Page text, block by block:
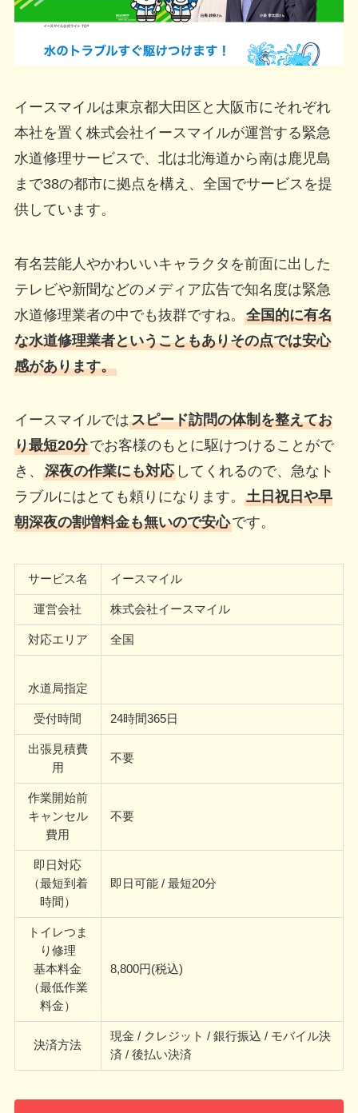
イースマイルは東京都大田区と大阪市にそれぞれ
本社を置く株式会社イースマイルが運営する緊急
水道修理サービスで、北は北海道から南は鹿児島
まで38の都市に拠点を構え、全国でサービスを提
供しています。
有名芸能人やかわいいキャラクタを前面に出した
テレビや新聞などのメディア広告で知名度は緊急
水道修理業者の中でも抜群ですね。 全国的に有名
な水道修理業者ということもありその点では安心
感があります。
イースマイルではスピード訪問の体制を整えてお
り最短20分でお客様のもとに駆けつけることがで
き、 深夜の作業にも対応してくれるので、急なト
ラブルにはとても頼りになります。 土日祝日や早
朝深夜の割増料金も無いので安心です。
サービス名 イースマイル
運営会社 株式会社イースマイル
対応エリア 全国
水道局指定
受付時間 24時間365日
出張見積費
用
不要
作業開始前
キャンセル
費用
不要
即日対応
（最短到着
時間）
即日可能 / 最短20分
トイレつま
り修理
基本料金
（最低作業
料金）
8,800円(税込)
決済方法
現金 / クレジット / 銀行振込 / モバイル決
済 / 後払い決済